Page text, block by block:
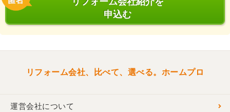
申込む
リフォーム会社、比べて、選べる。ホームプロ
運営会社について